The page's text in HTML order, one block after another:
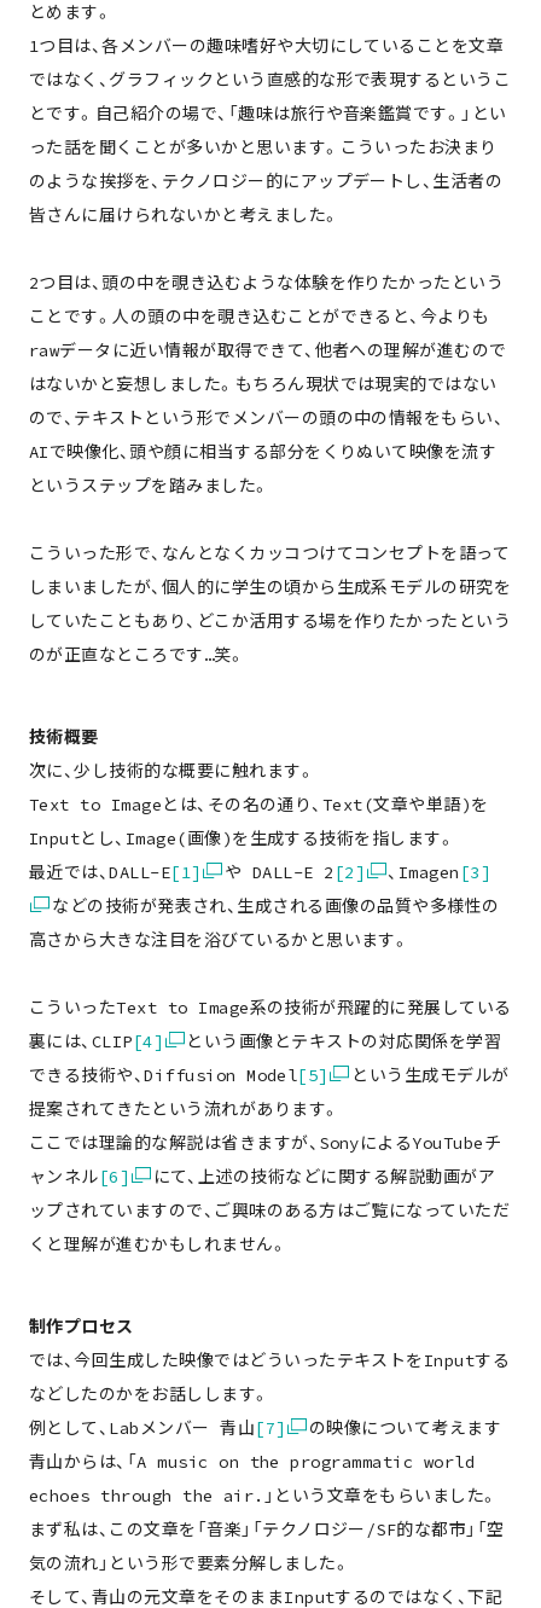
とめます。
1つ目は、各メンバーの趣味嗜好や大切にしていることを文章
ではなく、グラフィックという直感的な形で表現するというこ
とです。自己紹介の場で、「趣味は旅行や音楽鑑賞です。」とい
った話を聞くことが多いかと思います。こういったお決まり
のような挨拶を、テクノロジー的にアップデートし、生活者の
皆さんに届けられないかと考えました。
2つ目は、頭の中を覗き込むような体験を作りたかったという
ことです。人の頭の中を覗き込むことができると、今よりも
rawデータに近い情報が取得できて、他者への理解が進むので
はないかと妄想しました。もちろん現状では現実的ではない
ので、テキストという形でメンバーの頭の中の情報をもらい、
AIで映像化、頭や顔に相当する部分をくりぬいて映像を流す
というステップを踏みました。
こういった形で、なんとなくカッコつけてコンセプトを語って
しまいましたが、個人的に学生の頃から生成系モデルの研究を
していたこともあり、どこか活用する場を作りたかったという
のが正直なところです…笑。
技術概要
次に、少し技術的な概要に触れます。
Text to Imageとは、その名の通り、Text(文章や単語)を
Inputとし、Image(画像)を生成する技術を指します。
最近では、DALL-E[1] や DALL-E 2 [2] 、Imagen [3]
などの技術が発表され、生成される画像の品質や多様性の
高さから大きな注目を浴びているかと思います。
こういったText to Image系の技術が飛躍的に発展している
裏には、CLIP[4]
という画像とテキストの対応関係を学習
できる技術や、Diffusion Model[5]
という生成モデルが
提案されてきたという流れがあります。
ここでは理論的な解説は省きますが、SonyによるYouTubeチ
ャンネル[6]
にて、上述の技術などに関する解説動画がア
ップされていますので、ご興味のある方はご覧になっていただ
くと理解が進むかもしれません。
制作プロセス
では、今回生成した映像ではどういったテキストをInputする
などしたのかをお話しします。
例として、Labメンバー 青山[7]
の映像について考えます
青山からは、「A music on the programmatic world
echoes through the air.」という文章をもらいました。
まず私は、この文章を「音楽」「テクノロジー/SF的な都市」「空
気の流れ」という形で要素分解しました。
そして、青山の元文章をそのままInputするのではなく、下記